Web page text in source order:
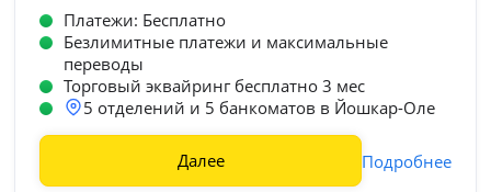
Платежи: Бесплатно
Безлимитные платежи и максимальные
переводы
Торговый эквайринг бесплатно 3 мес
5 отделений и 5 банкоматов в Йошкар-Оле
Далее Подробнее